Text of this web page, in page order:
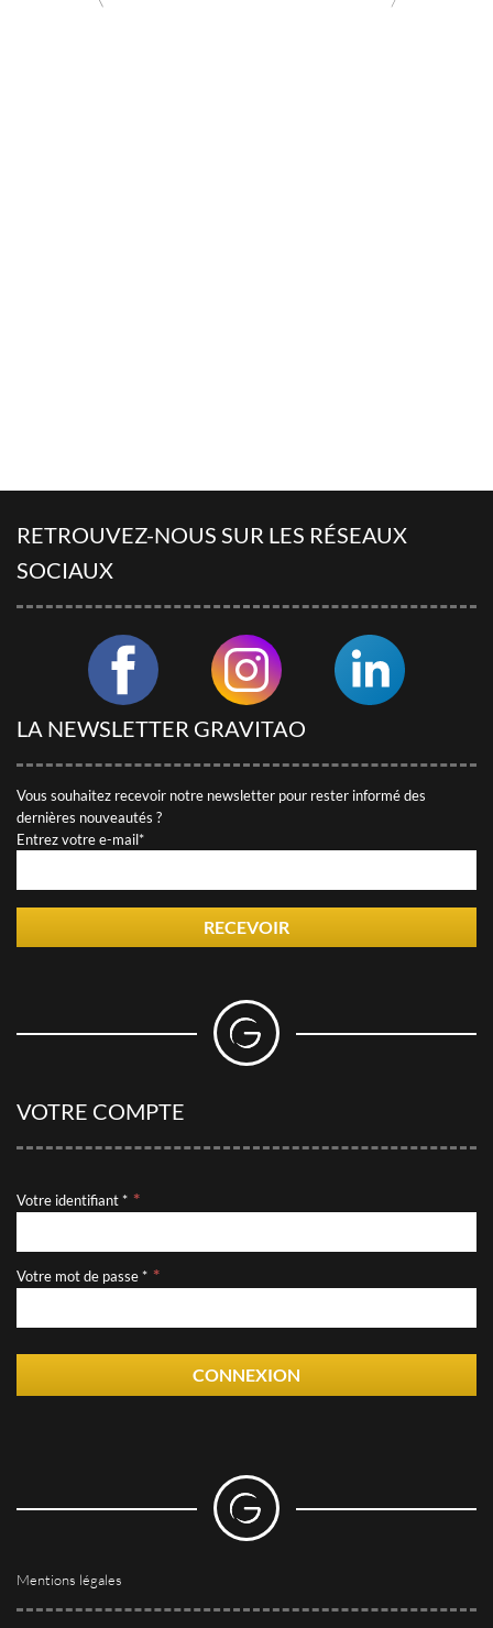
RETROUVEZ-NOUS SUR LES RÉSEAUX
SOCIAUX
LA NEWSLETTER GRAVITAO
Vous souhaitez recevoir notre newsletter pour rester informé des
dernières nouveautés ?
Entrez votre e-mail*
RECEVOIR
VOTRE COMPTE
Votre identifiant *
Votre mot de passe *
CONNEXION
Mentions légales